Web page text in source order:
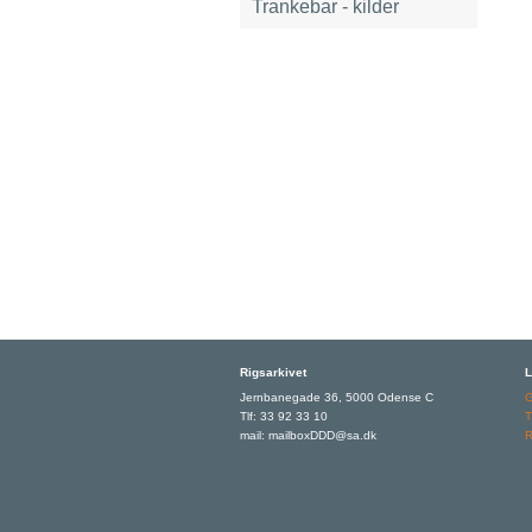
Trankebar - kilder
Rigsarkivet
Jernbanegade 36, 5000 Odense C
Tlf: 33 92 33 10
mail: mailboxDDD@sa.dk